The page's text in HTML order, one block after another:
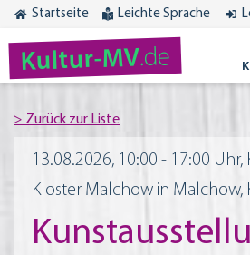
Startseite Leichte Sprache
Kultur-MV.de
13.08.2026, 10:00 - 17:00
Kloster Malchow in Malchow,